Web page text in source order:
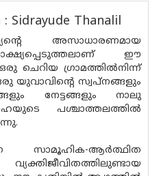
Sidrayude Thanalil
അസാധാരണമായ
ഈ
ചെറിയ ഗ്രാമത്തില്‍നിന്ന്
യുവാവിന്റെ സ്വപ്നങ്ങളും
നേട്ടങ്ങളും നാലു
പശ്ചാത്തലത്തില്‍
സാമൂഹിക-ആര്‍ത്ഥിത